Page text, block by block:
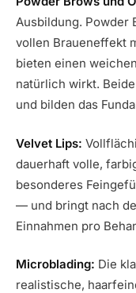
Ausbildung. Powder
vollen Braueneffekt
bieten einen
natürlich wirkt.
und bilden das
Velvet Lips:
dauerhaft volle,
besonderes
— und bringt nach
Einnahmen pro
Microblading: Die
realistische,